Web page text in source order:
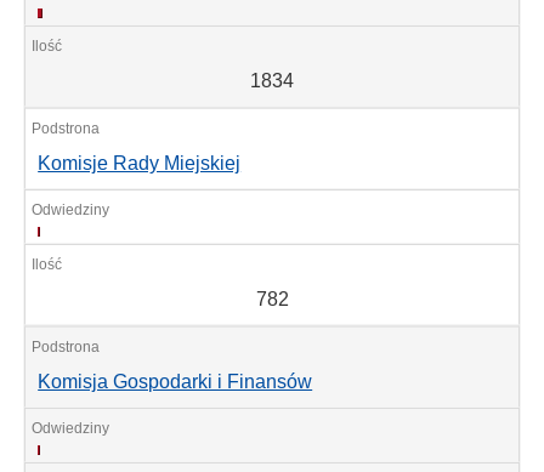
1834
1834
Komisje Rady Miejskiej
782
782
Komisja Gospodarki i Finansów
403